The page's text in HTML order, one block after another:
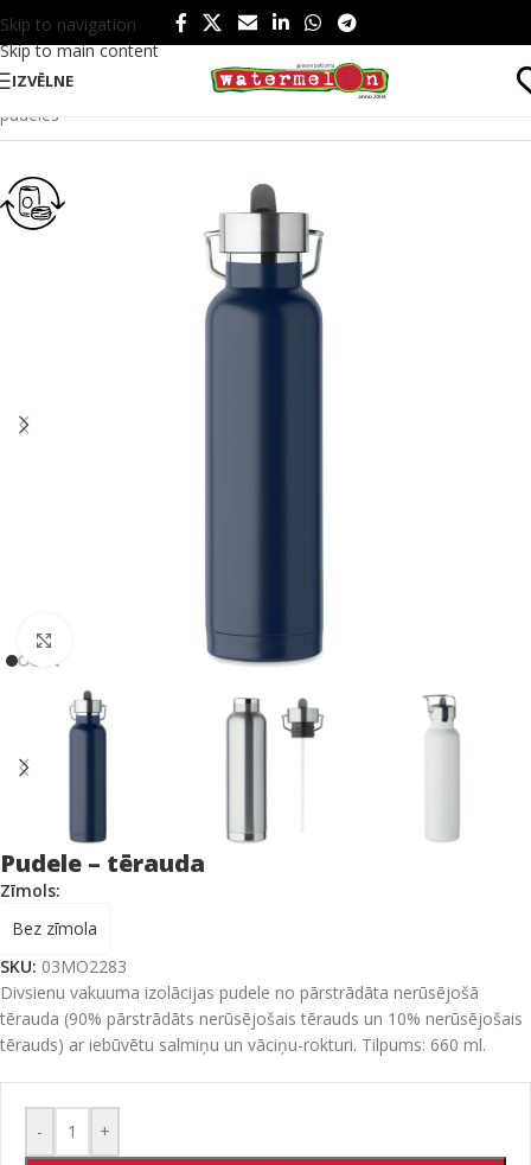
Skip to navigation
Skip to main content
IZVĒLNE
Sākums/ Ēšanai un dzeršanai/ Dzērieniem
pudeles
Pudele – tērauda
Zīmols:
Bez zīmola
SKU: 03MO2283
Divsienu vakuuma izolācijas pudele no pārstrādāta nerūsējošā
tērauda (90% pārstrādāts nerūsējošais tērauds un 10% nerūsējošais
tērauds) ar iebūvētu salmiņu un vāciņu-rokturi. Tilpums: 660 ml.
- +